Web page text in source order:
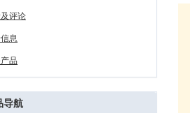
评论
息
品
导航